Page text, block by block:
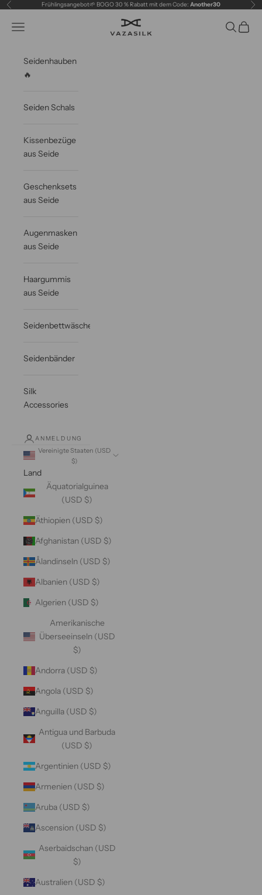
Zum Inhalt springen
Zurück Frühlingsangebot🌱 BOGO 30 % Rabatt mit dem Code: Another30 Vor
VAZASILK
Navigationsmenü öffnen Suche
Seidenhauben
🔥
Seiden Schals
Kissenbezüge
aus Seide
Geschenksets
aus Seide
Augenmasken
aus Seide
Haargummis
aus Seide
Seidenbettwäsche
Seidenbänder
Silk
Accessories
ANMELDUNG
Vereinigte Staaten (USD
$)
Land
Äquatorialguinea
(USD $)
Äthiopien (USD $)
Afghanistan (USD $)
Ålandinseln (USD $)
Albanien (USD $)
Algerien (USD $)
Amerikanische
Überseeinseln (USD
$)
Andorra (USD $)
Angola (USD $)
Anguilla (USD $)
Antigua und Barbuda
(USD $)
Argentinien (USD $)
Armenien (USD $)
Aruba (USD $)
Ascension (USD $)
Aserbaidschan (USD
$)
Australien (USD $)